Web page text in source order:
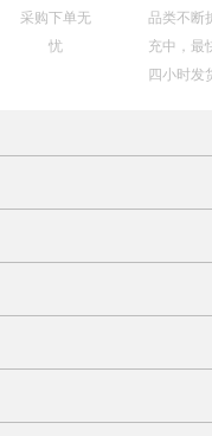
采购下单无
忧
品类不断
充中，最
四小时发